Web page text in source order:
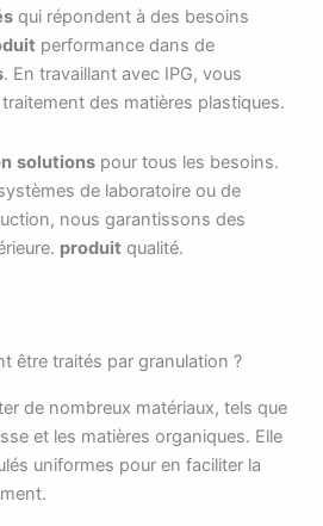
qui répondent à des besoins
performance dans de
. En travaillant avec IPG, vous
des matières plastiques.
solutions pour tous les besoins.
de laboratoire ou de
nous garantissons des
produit qualité.
être traités par granulation ?
de nombreux matériaux, tels que
et les matières organiques. Elle
uniformes pour en faciliter la